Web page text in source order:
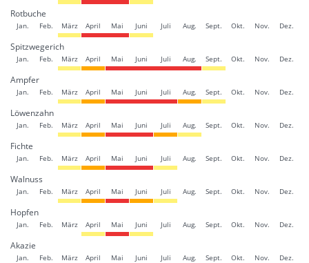
Rotbuche
Jan. Feb. März April Mai Juni Juli Aug. Sept. Okt. Nov. Dez.
Spitzwegerich
Jan. Feb. März April Mai Juni Juli Aug. Sept. Okt. Nov. Dez.
Ampfer
Jan. Feb. März April Mai Juni Juli Aug. Sept. Okt. Nov. Dez.
Löwenzahn
Jan. Feb. März April Mai Juni Juli Aug. Sept. Okt. Nov. Dez.
Fichte
Jan. Feb. März April Mai Juni Juli Aug. Sept. Okt. Nov. Dez.
Walnuss
Jan. Feb. März April Mai Juni Juli Aug. Sept. Okt. Nov. Dez.
Hopfen
Jan. Feb. März April Mai Juni Juli Aug. Sept. Okt. Nov. Dez.
Akazie
Jan. Feb. März April Mai Juni Juli Aug. Sept. Okt. Nov. Dez.